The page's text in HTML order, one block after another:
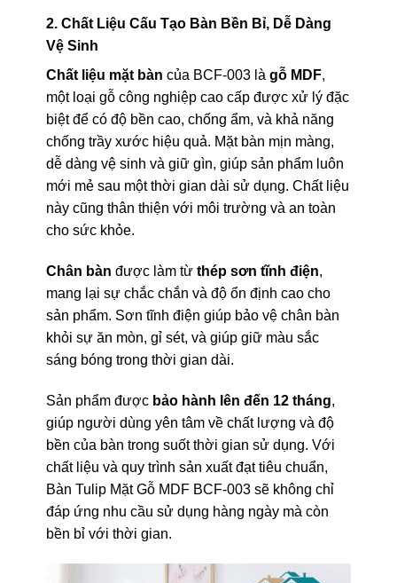
2. Chất Liệu Cấu Tạo Bàn Bền Bỉ, Dễ Dàng
Vệ Sinh
Chất liệu mặt bàn của BCF-003 là gỗ MDF,
một loại gỗ công nghiệp cao cấp được xử lý đặc
biệt để có độ bền cao, chống ẩm, và khả năng
chống trầy xước hiệu quả. Mặt bàn mịn màng,
dễ dàng vệ sinh và giữ gìn, giúp sản phẩm luôn
mới mẻ sau một thời gian dài sử dụng. Chất liệu
này cũng thân thiện với môi trường và an toàn
cho sức khỏe.
Chân bàn được làm từ thép sơn tĩnh điện,
mang lại sự chắc chắn và độ ổn định cao cho
sản phẩm. Sơn tĩnh điện giúp bảo vệ chân bàn
khỏi sự ăn mòn, gỉ sét, và giúp giữ màu sắc
sáng bóng trong thời gian dài.
Sản phẩm được bảo hành lên đến 12 tháng,
giúp người dùng yên tâm về chất lượng và độ
bền của bàn trong suốt thời gian sử dụng. Với
chất liệu và quy trình sản xuất đạt tiêu chuẩn,
Bàn Tulip Mặt Gỗ MDF BCF-003 sẽ không chỉ
đáp ứng nhu cầu sử dụng hàng ngày mà còn
bền bỉ với thời gian.